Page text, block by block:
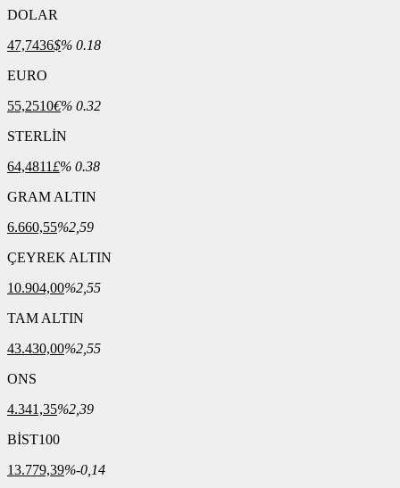
DOLAR
47,7436$% 0.18
EURO
55,2510€% 0.32
STERLİN
64,4811£% 0.38
GRAM ALTIN
6.660,55%2,59
ÇEYREK ALTIN
10.904,00%2,55
TAM ALTIN
43.430,00%2,55
ONS
4.341,35%2,39
BİST100
13.779,39%-0,14